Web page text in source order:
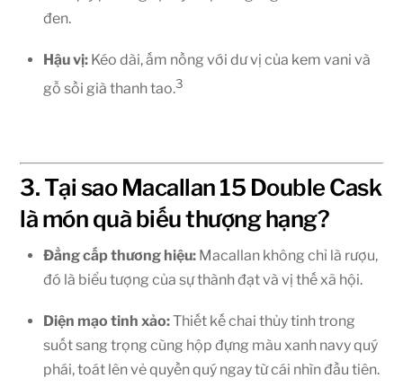
đen.
Hậu vị: Kéo dài, ấm nồng với dư vị của kem vani và
gỗ sồi già thanh tao.3
3. Tại sao Macallan 15 Double Cask
là món quà biếu thượng hạng?
Đẳng cấp thương hiệu: Macallan không chỉ là rượu,
đó là biểu tượng của sự thành đạt và vị thế xã hội.
Diện mạo tinh xảo:Thiết kế chai thủy tinh trong
suốt sang trọng cùng hộp đựng màu xanh navy quý
phái, toát lên vẻ quyền quý ngay từ cái nhìn đầu tiên.